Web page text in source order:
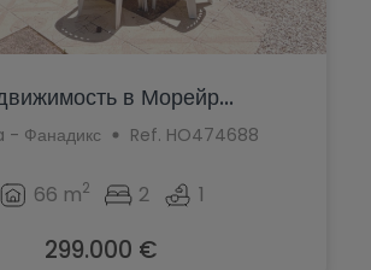
в Морейр...
- Фанадикс Ref. HO474688
66 m2 2 1
299.000 €